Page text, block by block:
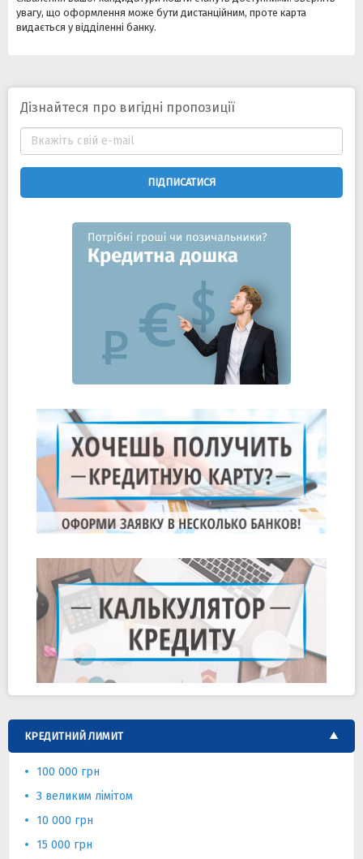
увагу, що оформлення може бути дистанційним, проте карта
видається у відділенні банку.
Дізнайтеся про вигідні пропозиції
ПІДПИСАТИСЯ
КРЕДИТНИЙ ЛИМИТ
100 000 грн
З великим лімітом
10 000 грн
15 000 грн